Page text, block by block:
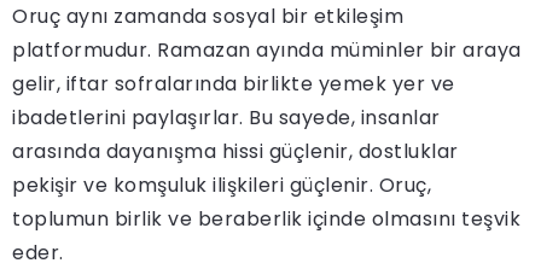
Oruç aynı zamanda sosyal bir etkileşim
platformudur. Ramazan ayında müminler bir araya
gelir, iftar sofralarında birlikte yemek yer ve
ibadetlerini paylaşırlar. Bu sayede, insanlar
arasında dayanışma hissi güçlenir, dostluklar
pekişir ve komşuluk ilişkileri güçlenir. Oruç,
toplumun birlik ve beraberlik içinde olmasını teşvik
eder.